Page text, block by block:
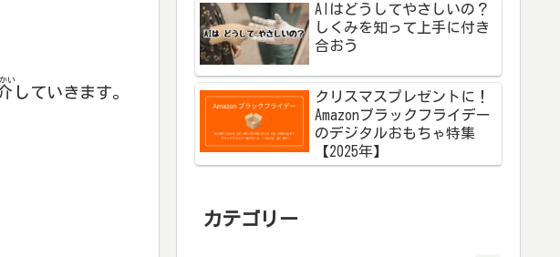
い
していきます。
AIはどうしてやさしいの？
しくみを知って上手に付き
合おう
クリスマスプレゼントに！
Amazonブラックフライデー
のデジタルおもちゃ特集
【2025年】
カテゴリー